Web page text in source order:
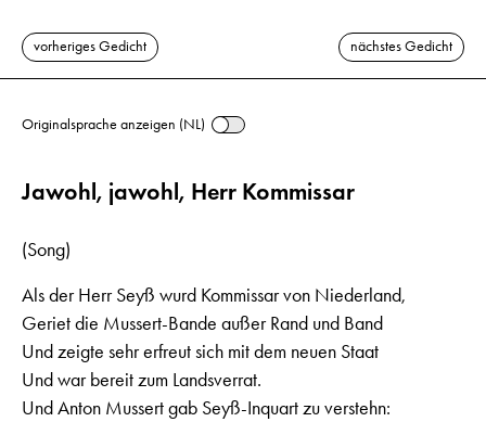
vorheriges Gedicht nächstes Gedicht
Originalsprache anzeigen (NL)
Jawohl, jawohl, Herr Kommissar
(Song)
Als der Herr Seyß wurd Kommissar von Niederland,
Geriet die Mussert-Bande außer Rand und Band
Und zeigte sehr erfreut sich mit dem neuen Staat
Und war bereit zum Landsverrat.
Und Anton Mussert gab Seyß-Inquart zu verstehn: